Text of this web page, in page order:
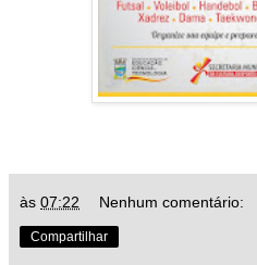
às 07:22 Nenhum comentário:
Compartilhar